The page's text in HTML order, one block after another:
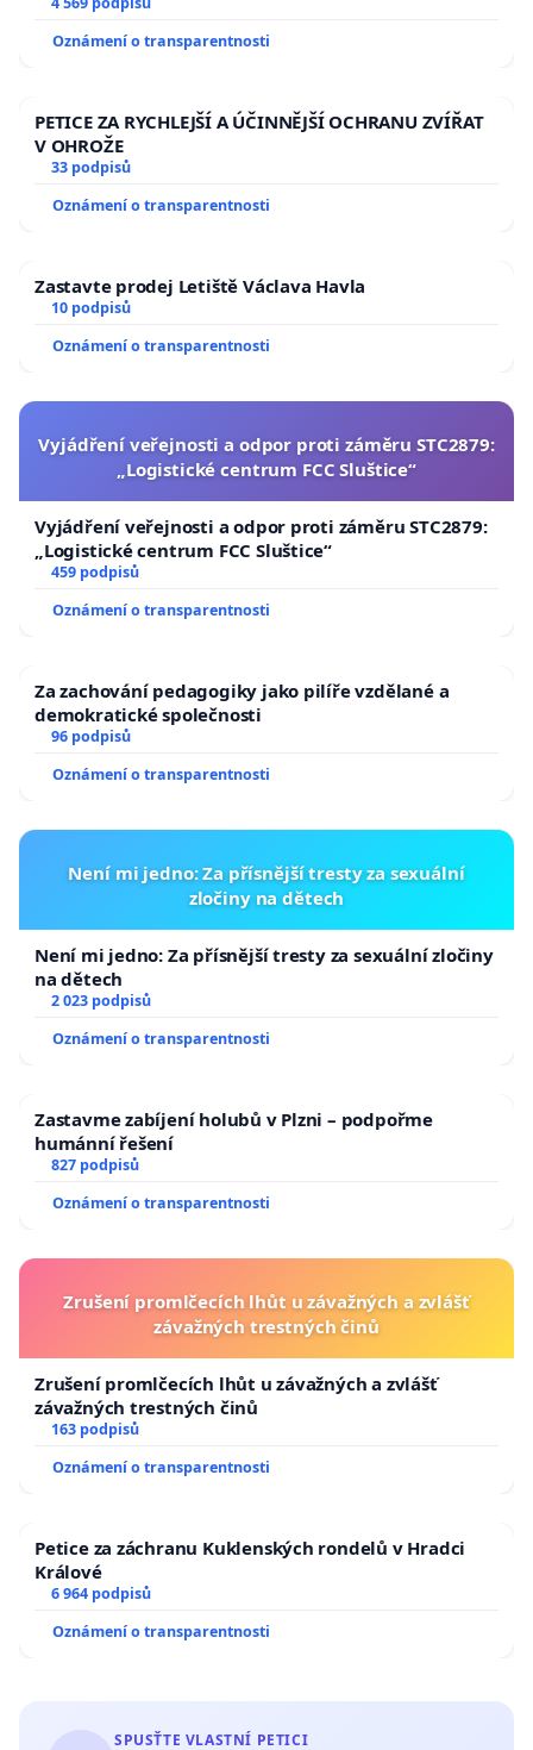
aby se tragédie malé Viktorky už nemohla opakovat!
Oznámení o transparentnosti
PETICE ZA RYCHLEJŠÍ A ÚČINNĚJŠÍ OCHRANU ZVÍŘAT
V OHROŽE
33 podpisů
Oznámení o transparentnosti
Zastavte prodej Letiště Václava Havla
10 podpisů
Oznámení o transparentnosti
Vyjádření veřejnosti a odpor proti záměru STC2879:
„Logistické centrum FCC Sluštice“
Vyjádření veřejnosti a odpor proti záměru STC2879:
„Logistické centrum FCC Sluštice“
459 podpisů
Oznámení o transparentnosti
Za zachování pedagogiky jako pilíře vzdělané a
demokratické společnosti
96 podpisů
Oznámení o transparentnosti
Není mi jedno: Za přísnější tresty za sexuální
zločiny na dětech
Není mi jedno: Za přísnější tresty za sexuální zločiny
na dětech
2 023 podpisů
Oznámení o transparentnosti
Zastavme zabíjení holubů v Plzni – podpořme
humánní řešení
827 podpisů
Oznámení o transparentnosti
Zrušení promlčecích lhůt u závažných a zvlášť
závažných trestných činů
Zrušení promlčecích lhůt u závažných a zvlášť
závažných trestných činů
163 podpisů
Oznámení o transparentnosti
Petice za záchranu Kuklenských rondelů v Hradci
Králové
6 964 podpisů
Oznámení o transparentnosti
SPUSŤTE VLASTNÍ PETICI